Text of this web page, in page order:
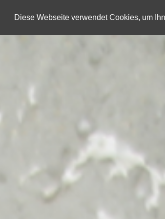
Diese Webseite verwendet Cookies, um